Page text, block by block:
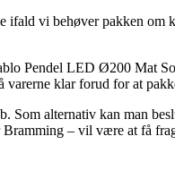
vi behøver pakken om
Pendel LED Ø200 Mat
klar forud for at
Som alternativ kan man
– vil være at få